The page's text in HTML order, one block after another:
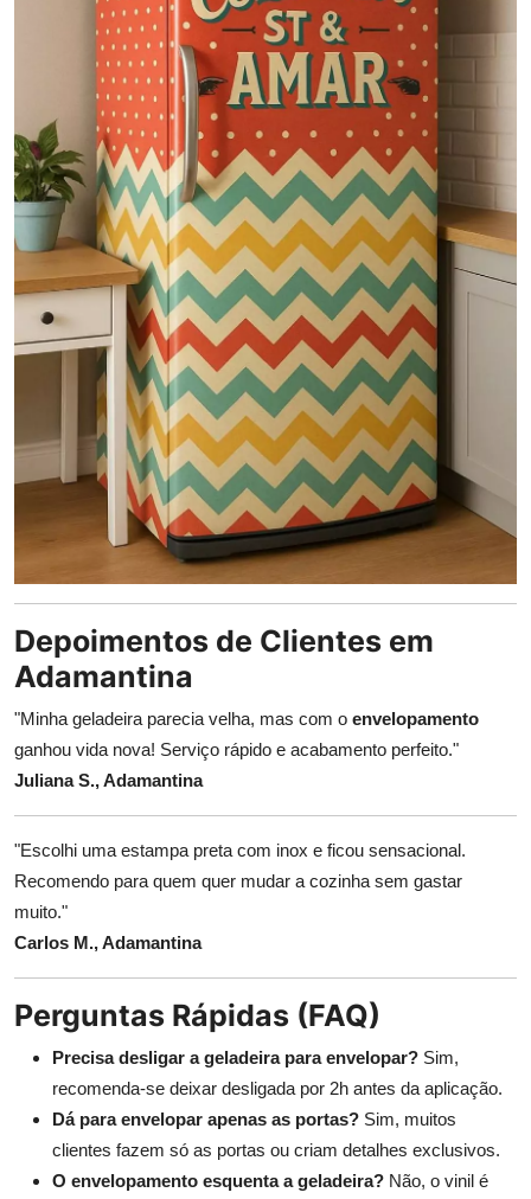
Depoimentos de Clientes em
Adamantina
"Minha geladeira parecia velha, mas com o envelopamento
ganhou vida nova! Serviço rápido e acabamento perfeito."
Juliana S., Adamantina
"Escolhi uma estampa preta com inox e ficou sensacional.
Recomendo para quem quer mudar a cozinha sem gastar
muito."
Carlos M., Adamantina
Perguntas Rápidas (FAQ)
Precisa desligar a geladeira para envelopar? Sim,
recomenda-se deixar desligada por 2h antes da aplicação.
Dá para envelopar apenas as portas? Sim, muitos
clientes fazem só as portas ou criam detalhes exclusivos.
O envelopamento esquenta a geladeira? Não, o vinil é